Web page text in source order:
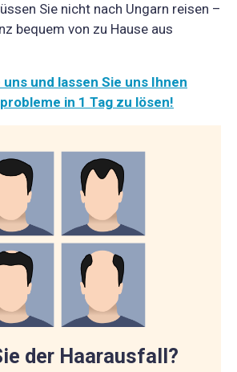
Sie nicht nach Ungarn reisen –
bequem von zu Hause aus
und lassen Sie uns Ihnen
in 1 Tag zu lösen!
der Haarausfall?